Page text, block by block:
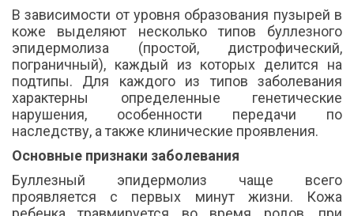
В зависимости от уровня образования пузырей в
коже выделяют несколько типов буллезного
эпидермолиза (простой, дистрофический,
пограничный), каждый из которых делится на
подтипы. Для каждого из типов заболевания
характерны определенные генетические
нарушения, особенности передачи по
наследству, а также клинические проявления.
Основные признаки заболевания
Буллезный эпидермолиз чаще всего
проявляется с первых минут жизни. Кожа